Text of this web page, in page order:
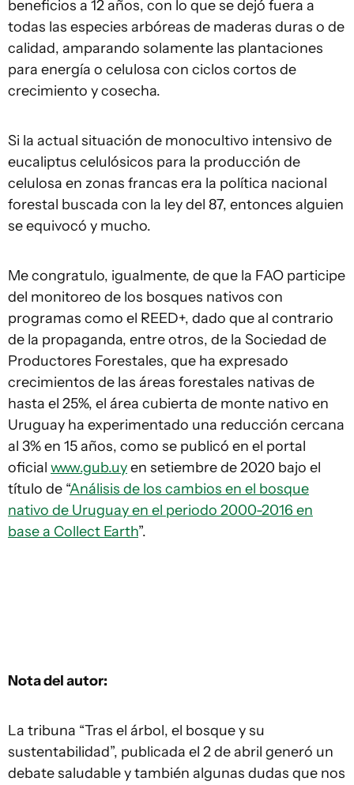
beneficios a 12 años, con lo que se dejó fuera a
todas las especies arbóreas de maderas duras o de
calidad, amparando solamente las plantaciones
para energía o celulosa con ciclos cortos de
crecimiento y cosecha.
Si la actual situación de monocultivo intensivo de
eucaliptus celulósicos para la producción de
celulosa en zonas francas era la política nacional
forestal buscada con la ley del 87, entonces alguien
se equivocó y mucho.
Me congratulo, igualmente, de que la FAO participe
del monitoreo de los bosques nativos con
programas como el REED+, dado que al contrario
de la propaganda, entre otros, de la Sociedad de
Productores Forestales, que ha expresado
crecimientos de las áreas forestales nativas de
hasta el 25%, el área cubierta de monte nativo en
Uruguay ha experimentado una reducción cercana
al 3% en 15 años, como se publicó en el portal
oficial www.gub.uyen setiembre de 2020 bajo el
título de “Análisis de los cambios en el bosque
nativo de Uruguay en el periodo 2000-2016 en
base a Collect Earth”.
Nota del autor:
La tribuna “Tras el árbol, el bosque y su
sustentabilidad”, publicada el 2 de abril generó un
debate saludable y también algunas dudas que nos